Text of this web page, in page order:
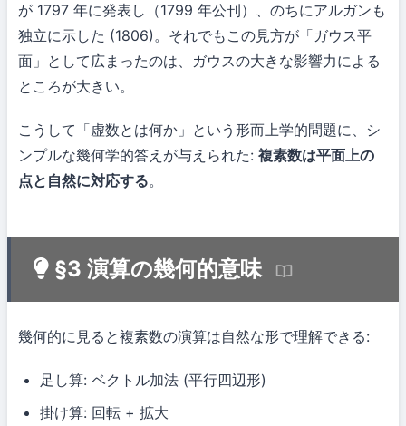
が 1797 年に発表し（1799 年公刊）、のちにアルガンも
独立に示した (1806)。それでもこの見方が「ガウス平
面」として広まったのは、ガウスの大きな影響力による
ところが大きい。
こうして「虚数とは何か」という形而上学的問題に、シ
ンプルな幾何学的答えが与えられた: 複素数は平面上の
点と自然に対応する。
§3 演算の幾何的意味
幾何的に見ると複素数の演算は自然な形で理解できる:
足し算: ベクトル加法 (平行四辺形)
掛け算: 回転 + 拡大